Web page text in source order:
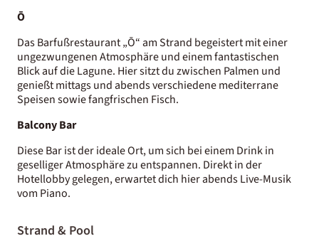
Ō
Das Barfußrestaurant „Ō“ am Strand begeistert mit einer
ungezwungenen Atmosphäre und einem fantastischen
Blick auf die Lagune. Hier sitzt du zwischen Palmen und
genießt mittags und abends verschiedene mediterrane
Speisen sowie fangfrischen Fisch.
Balcony Bar
Diese Bar ist der ideale Ort, um sich bei einem Drink in
geselliger Atmosphäre zu entspannen. Direkt in der
Hotellobby gelegen, erwartet dich hier abends Live-Musik
vom Piano.
Strand & Pool